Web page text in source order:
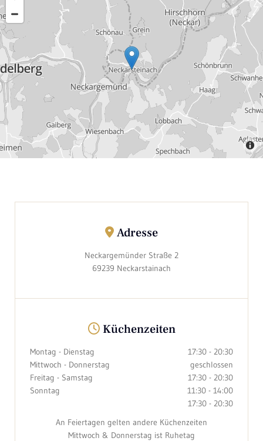
 Adresse
Neckargemünder Straße 2
69239 Neckarstainach
Küchenzeiten
Montag - Dienstag
17:30 - 20:30
Mittwoch - Donnerstag
geschlossen
Freitag - Samstag
17:30 - 20:30
Sonntag
11:30 - 14:00
17:30 - 20:30
An Feiertagen gelten andere Küchenzeiten
Mittwoch & Donnerstag ist Ruhetag